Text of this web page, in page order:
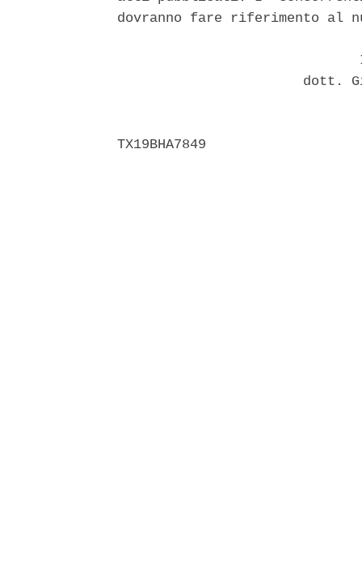
dovranno fare riferimento al
dott.